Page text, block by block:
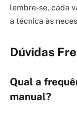
lembre-se, cada
a técnica às
Dúvidas
Qual a
manual?